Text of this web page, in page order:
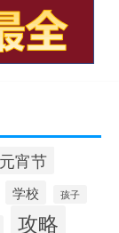
元宵节
学校 孩子
攻略